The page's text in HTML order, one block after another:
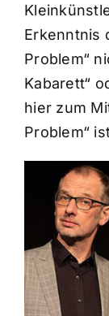
Erkenntnis
Problem“
Kabarett“
hier zum
Problem“